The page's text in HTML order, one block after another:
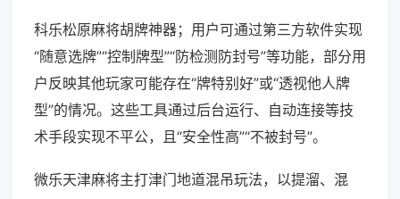
科乐松原麻将胡牌神器；用户可通过第三方软件实现
“随意选牌”“控制牌型”“防检测防封号”等功能，部分用
户反映其他玩家可能存在“牌特别好”或“透视他人牌
型”的情况。这些工具通过后台运行、自动连接等技
术手段实现不平公，且“安全性高”“不被封号”。
微乐天津麻将主打津门地道混吊玩法，以提溜、混